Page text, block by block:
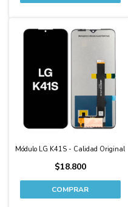
Módulo LG K41S - Calidad Original
$18.800